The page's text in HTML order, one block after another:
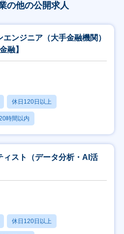
の他の公開求人
ンジニア（大手金融機関）
融】
休日120日以上
時間以内
ィスト（データ分析・AI活
休日120日以上